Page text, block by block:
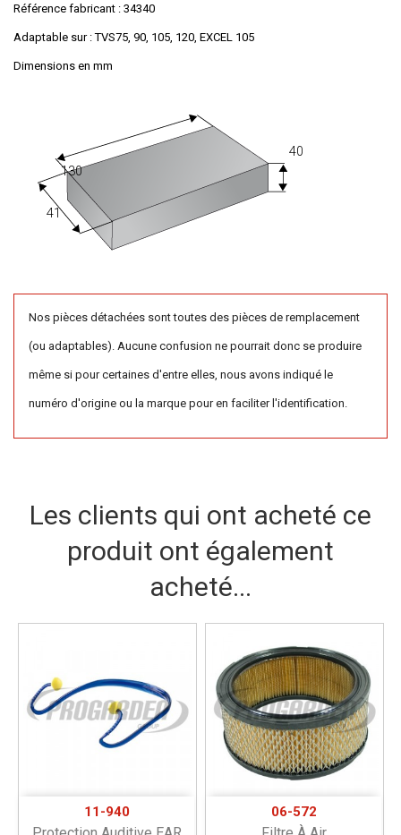
Référence fabricant : 34340
Adaptable sur : TVS75, 90, 105, 120, EXCEL 105
Dimensions en mm
41
130
40
Nos pièces détachées sont toutes des pièces de remplacement
(ou adaptables). Aucune confusion ne pourrait donc se produire
même si pour certaines d'entre elles, nous avons indiqué le
numéro d'origine ou la marque pour en faciliter l'identification.
Les clients qui ont acheté ce
produit ont également
acheté...
11-940 06-572